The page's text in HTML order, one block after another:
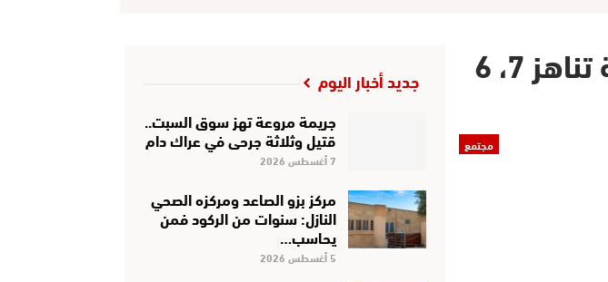
برمجة إنشاء أربعة سدود بكلفة إجمالية تناهز 7، 6
مجتمع
جديد أخبار اليوم
جريمة مروعة تهز سوق السبت..
قتيل وثلاثة جرحى في عراك دام
7 أغسطس 2026
مركز بزو الصاعد ومركزه الصحي
النازل: سنوات من الركود فمن
يحاسب…
5 أغسطس 2026